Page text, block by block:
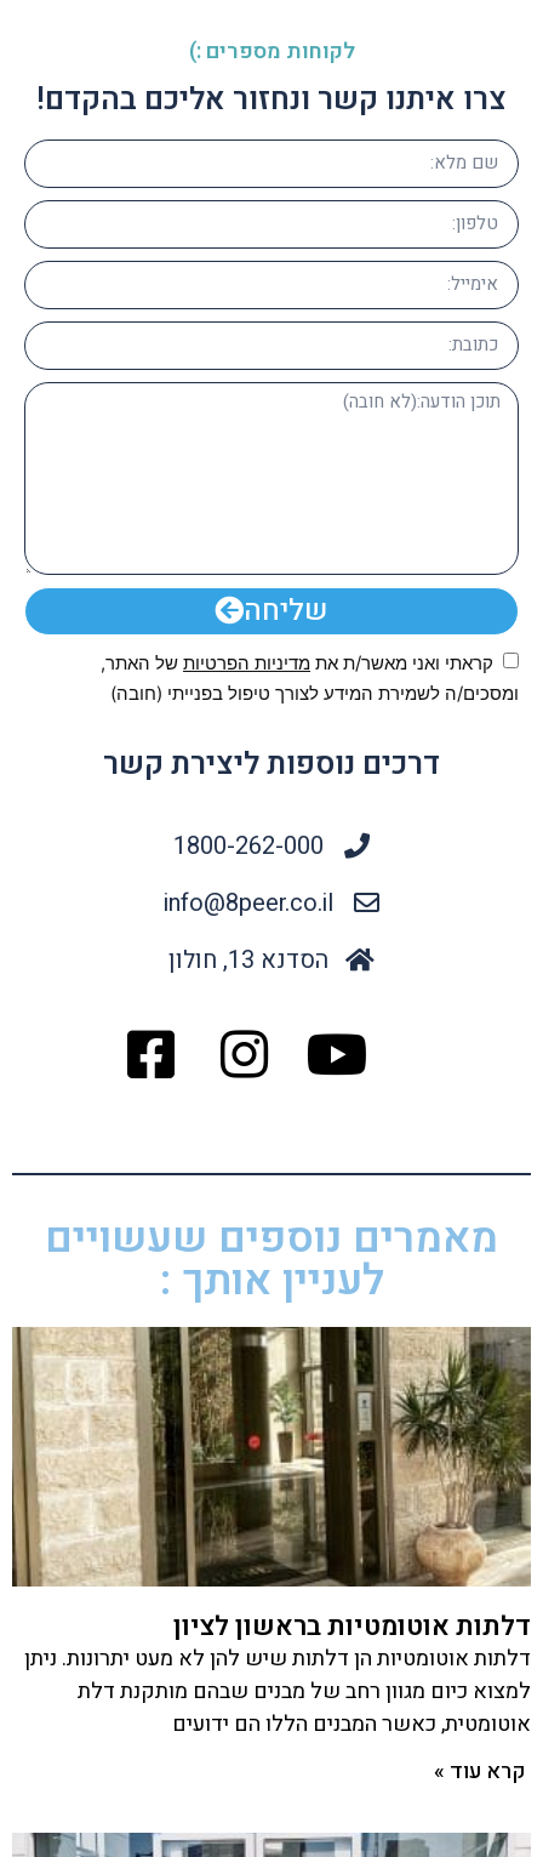
לקוחות מספרים :)
צרו איתנו קשר ונחזור אליכם בהקדם!
שליחה
קראתי ואני מאשר/ת את מדיניות הפרטיות של האתר,
ומסכים/ה לשמירת המידע לצורך טיפול בפנייתי (חובה)
דרכים נוספות ליצירת קשר
1800-262-000
info@8peer.co.il
הסדנא 13, חולון
מאמרים נוספים שעשויים
לעניין אותך :
דלתות אוטומטיות בראשון לציון
דלתות אוטומטיות הן דלתות שיש להן לא מעט יתרונות. ניתן
למצוא כיום מגוון רחב של מבנים שבהם מותקנת דלת
אוטומטית, כאשר המבנים הללו הם ידועים
קרא עוד »